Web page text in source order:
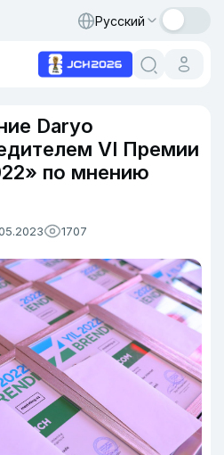
Русский
Daryo
VI Премии
по мнению
1707